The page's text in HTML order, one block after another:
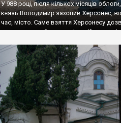
У 988 році, після кількох місяців
князь Володимир захопив Херсонес,
час, місто. Саме взяття Херсонесу
диктувати свої умови візантійському
Херсонесі Володимир-язичник, став
християнином. А потім було Хрещення
Херсонесу Таврійського названо місто